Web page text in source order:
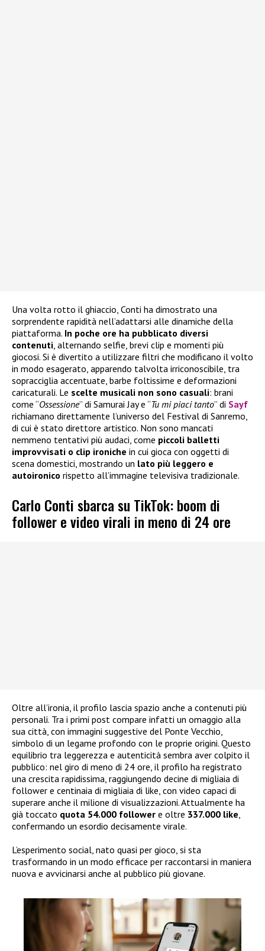
Una volta rotto il ghiaccio, Conti ha dimostrato una
sorprendente rapidità nell’adattarsi alle dinamiche della
piattaforma. In poche ore ha pubblicato diversi
contenuti , alternando selfie, brevi clip e momenti più
giocosi. Si è divertito a utilizzare filtri che modificano il volto
in modo esagerato, apparendo talvolta irriconoscibile, tra
sopracciglia accentuate, barbe foltissime e deformazioni
caricaturali. Le scelte musicali non sono casuali: brani
come “Ossessione” di Samurai Jay e “Tu mi piaci tanto” di Sayf
richiamano direttamente l’universo del Festival di Sanremo,
di cui è stato direttore artistico. Non sono mancati
nemmeno tentativi più audaci, come piccoli balletti
improvvisati o clip ironiche in cui gioca con oggetti di
scena domestici, mostrando un lato più leggero e
autoironico rispetto all’immagine televisiva tradizionale.
Carlo Conti sbarca su TikTok: boom di
follower e video virali in meno di 24 ore
Oltre all’ironia, il profilo lascia spazio anche a contenuti più
personali. Tra i primi post compare infatti un omaggio alla
sua città, con immagini suggestive del Ponte Vecchio,
simbolo di un legame profondo con le proprie origini. Questo
equilibrio tra leggerezza e autenticità sembra aver colpito il
pubblico: nel giro di meno di 24 ore, il profilo ha registrato
una crescita rapidissima, raggiungendo decine di migliaia di
follower e centinaia di migliaia di like, con video capaci di
superare anche il milione di visualizzazioni. Attualmente ha
già toccato quota 54.000 follower e oltre 337.000 like,
confermando un esordio decisamente virale.
L’esperimento social, nato quasi per gioco, si sta
trasformando in un modo efficace per raccontarsi in maniera
nuova e avvicinarsi anche al pubblico più giovane.